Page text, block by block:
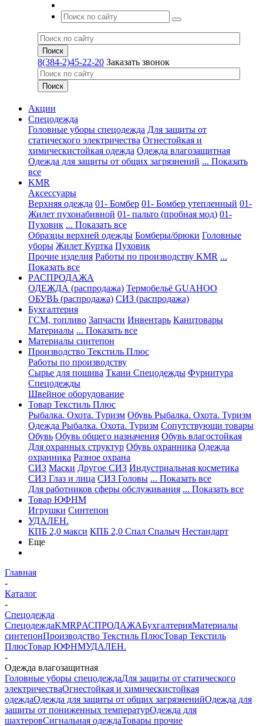
8(384-2)45-22-20 Заказать звонок
Акции
Спецодежда
Головные уборы спецодежда Для защиты от
статического электричества Огнестойкая и
химическистойкая одежда Одежда влагозащитная
Одежда для защиты от общих загрязнений ... Показать
все
KMR
Аксессуары
Верхняя одежда 01- Бомбер 01- Бомбер утепленный 01-
Жилет пухонабивной 01- пальто (пробная мод) 01-
Пуховик ... Показать все
Образцы верхней одежды Бомберы/брюки Головные
уборы Жилет Куртка Пуховик
Прочие изделия Работы по производству KMR ...
Показать все
PАСПРОДАЖА
ОДЕЖДА (распродажа) Термобельё GUAHOO
ОБУВЬ (распродажа) СИЗ (распродажа)
Бухгалтерия
ГСМ, топливо Запчасти Инвентарь Канцтовары
Материалы ... Показать все
Материалы синтепон
Производство Текстиль Плюс
Работы по производству
Сырье для пошива Ткани Спецодежды Фурнитура
Спецодежды
Швейное оборудование
Товар Текстиль Плюс
Рыбалка. Охота. Туризм Обувь Рыбалка. Охота. Туризм
Одежда Рыбалка. Охота. Туризм Сопутствующи товары
Обувь Обувь общего назначения Обувь влагостойкая
Для охранных структур Обувь охранника Одежда
охранника Разное охрана
СИЗ Маски Другое СИЗ Индустриальная косметика
СИЗ Глаз и лица СИЗ Головы ... Показать все
Для работников сферы обслуживания ... Показать все
Товар ЮФНМ
Игрушки Синтепон
УДАЛЕН.
КПБ 2,0 макси КПБ 2,0 Спал Спалыч Нестандарт
Еще
Главная
-
Каталог
-
Спецодежда
СпецодеждаKMRPАСПРОДАЖАБухгалтерияМатериалы
синтепонПроизводство Текстиль ПлюсТовар Текстиль
ПлюсТовар ЮФНМУДАЛЕН.
-
Одежда влагозащитная
Головные уборы спецодеждаДля защиты от статического
электричестваОгнестойкая и химическистойкая
одеждаОдежда для защиты от общих загрязненийОдежда для
защиты от пониженных температурОдежда для
шахтеровСигнальная одеждаТовары прочие